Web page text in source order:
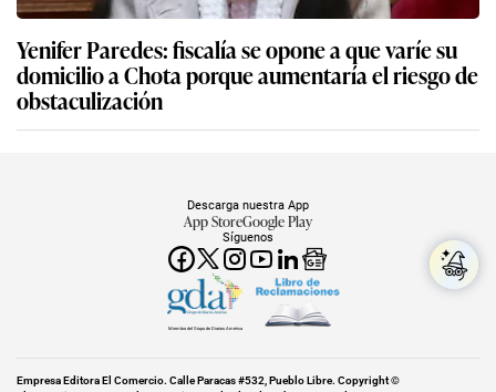
Yenifer Paredes: fiscalía se opone a que varíe su
domicilio a Chota porque aumentaría el riesgo de
obstaculización
Síguenos
Descarga nuestra App
App StoreGoogle Play
Miembro del Grupo de Diarios América
Empresa Editora El Comercio. Calle Paracas #532, Pueblo Libre. Copyright ©